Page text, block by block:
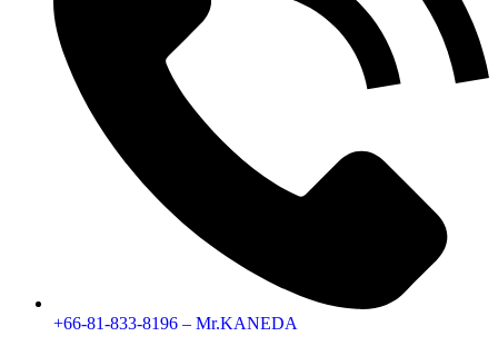
+66-81-833-8196 – Mr.KANEDA